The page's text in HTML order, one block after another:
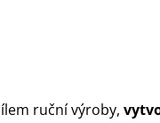
ruční výroby,